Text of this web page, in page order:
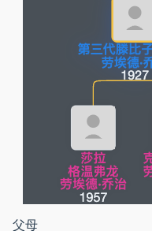
父母